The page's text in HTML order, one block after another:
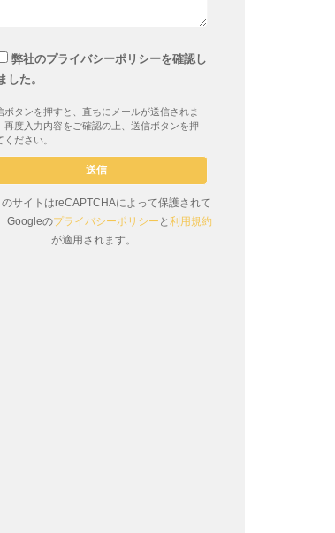
弊社のプライバシーポリシーを確認し
した。
ボタンを押すと、直ちにメールが送信されま
再度入力内容をご確認の上、送信ボタンを押
ください。
のサイトはreCAPTCHAによって保護されて
Googleのプライバシーポリシー と 利用規約
が適用されます。